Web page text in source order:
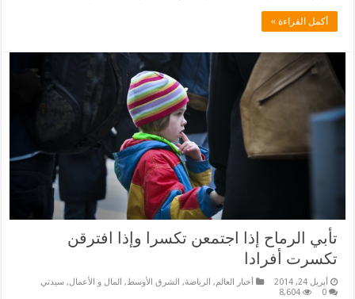
أكمل القراءة »
تأبي الرماح إذا اجتمعن تكسرا وإذا افترقن
تكسرت أفرادا
أبريل 24, 2014 أخبار العالم, الرياضة, الشرق الأوسط, المال و الأعمال,سيدتي
0
8,604